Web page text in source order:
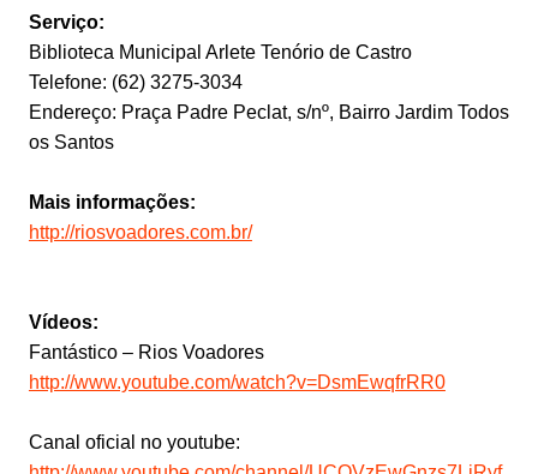
Serviço:
Biblioteca Municipal Arlete Tenório de Castro
Telefone: (62) 3275-3034
Endereço: Praça Padre Peclat, s/nº, Bairro Jardim Todos
os Santos
Mais informações:
http://riosvoadores.com.br/
Vídeos:
Fantástico – Rios Voadores
http://www.youtube.com/watch?v=DsmEwqfrRR0
Canal oficial no youtube: